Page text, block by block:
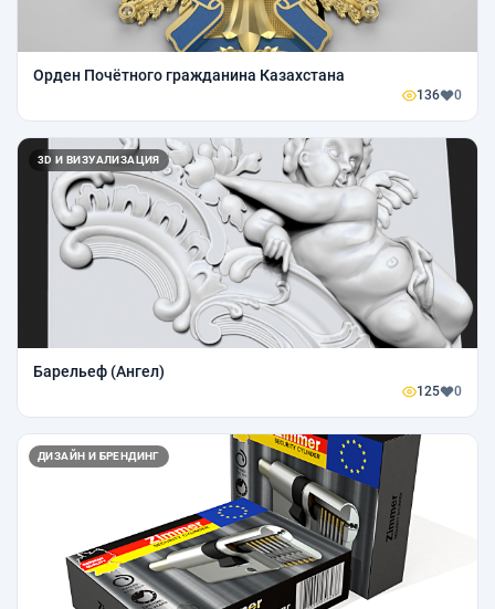
Орден Почётного гражданина Казахстана
136 0
3D И ВИЗУАЛИЗАЦИЯ
Барельеф (Ангел)
125 0
ДИЗАЙН И БРЕНДИНГ